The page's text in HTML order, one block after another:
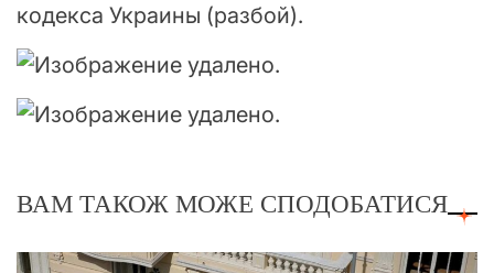
кодекса Украины (разбой).
ВАМ ТАКОЖ МОЖЕ СПОДОБАТИСЯ